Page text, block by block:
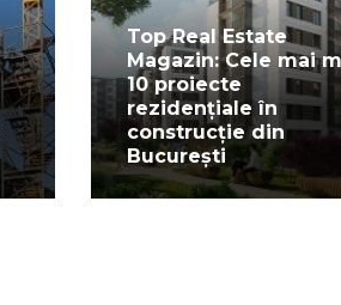
Top Real Estate
Magazin: Cele mai
10 proiecte
rezidențiale în
construcție din
București